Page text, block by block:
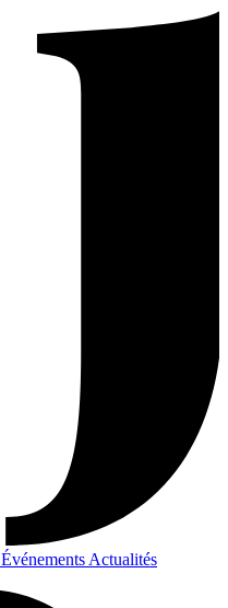
Événements Actualités